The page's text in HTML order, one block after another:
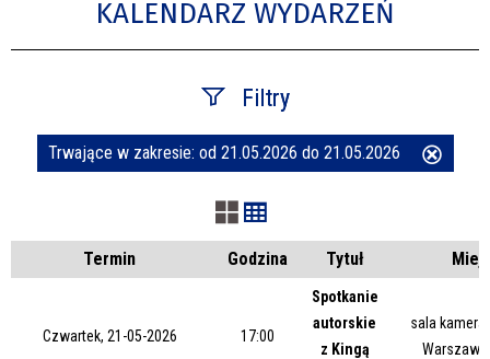
KALENDARZ WYDARZEŃ
Filtry
Szukana fraza
Kategoria
Trwające w zakresie
Trwające w zakresie: od 21.05.2026 do 21.05.2026
Termin Godzina Tytuł
Czwartek, 21-05-2026 17:00
Spotkanie
autorskie
z Kingą
sala